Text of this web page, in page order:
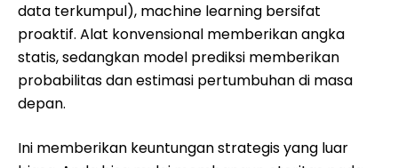
data terkumpul), machine learning bersifat
proaktif. Alat konvensional memberikan angka
statis, sedangkan model prediksi memberikan
probabilitas dan estimasi pertumbuhan di masa
depan.
Ini memberikan keuntungan strategis yang luar